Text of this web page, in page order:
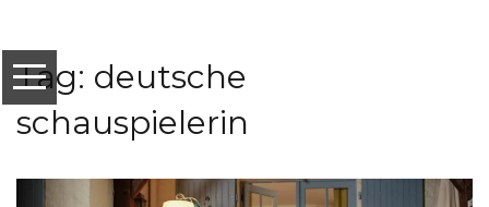
Tag: deutsche
schauspielerin